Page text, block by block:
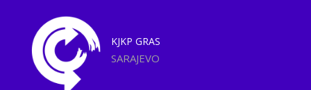
KJKP GRAS
SARAJEVO